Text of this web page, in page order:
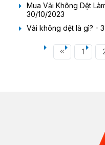
Mua Vải Không Dệt
30/10/2023
Vải không dệt là gì? -
1